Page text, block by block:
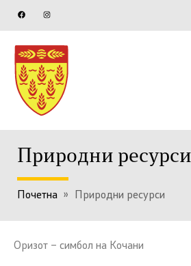
Природни ресурси
Почетна » Природни ресурси
Оризот – симбол на Кочани